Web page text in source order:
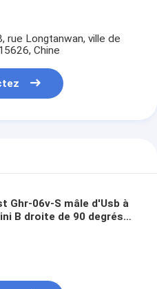
rue Longtanwan, ville de
Chine
Ghr-06v-S mâle d'Usb à
B droite de 90 degrés